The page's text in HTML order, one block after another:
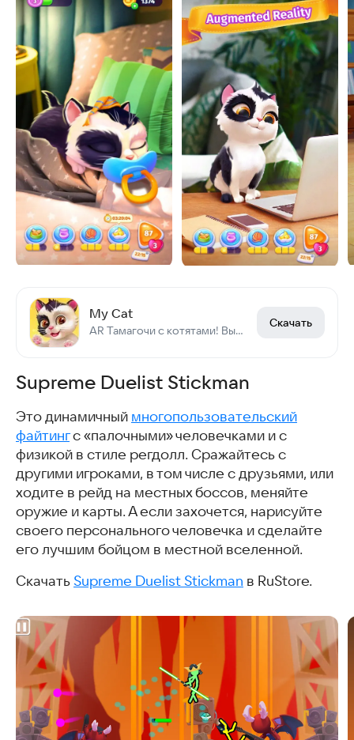
My Cat
AR Тамагочи с котятами! Выращивай и играй
Скачать
Supreme Duelist Stickman
Это динамичный многопользовательский
файтингс «палочными» человечками и с
физикой в стиле регдолл. Сражайтесь с
другими игроками, в том числе с друзьями, или
ходите в рейд на местных боссов, меняйте
оружие и карты. А если захочется, нарисуйте
своего персонального человечка и сделайте
его лучшим бойцом в местной вселенной.
Скачать Supreme Duelist Stickman в RuStore.